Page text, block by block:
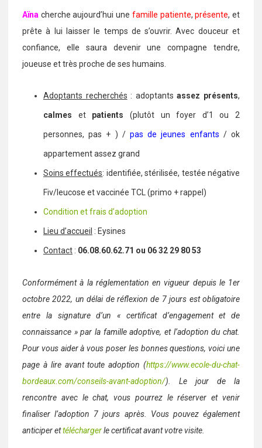
Aïna cherche aujourd’hui une famille patiente,présente, et
prête à lui laisser le temps de s’ouvrir. Avec douceur et
confiance, elle saura devenir une compagne tendre,
joueuse et très proche de ses humains.
Adoptants recherchés : adoptantsassez présents,
calmes et patients (plutôt un foyer d’1 ou 2
personnes, pas + ) / pas de jeunes enfants / ok
appartement assez grand
Soins effectués: identifiée, stérilisée, testée négative
Fiv/leucose et vaccinée TCL (primo + rappel)
Condition et frais d’adoption
Lieu d’accueil : Eysines
Contact : 06.08.60.62.71 ou 06 32 29 80 53
Conformément à la réglementation en vigueur depuis le 1er
octobre 2022, un délai de réflexion de 7 jours est obligatoire
entre la signature d’un « certificat d’engagement et de
connaissance » par la famille adoptive, et l’adoption du chat.
Pour vous aider à vous poser les bonnes questions, voici une
page à lire avant toute adoption (https://www.ecole-du-chat-
bordeaux.com/conseils-avant-adoption/). Le jour de la
rencontre avec le chat, vous pourrez le réserver et venir
finaliser l’adoption 7 jours après. Vous pouvez également
anticiper ettéléchargerle certificat avant votre visite.